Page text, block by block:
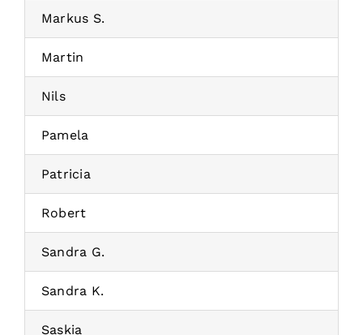
Markus S.
Martin
Nils
Pamela
Patricia
Robert
Sandra G.
Sandra K.
Saskia